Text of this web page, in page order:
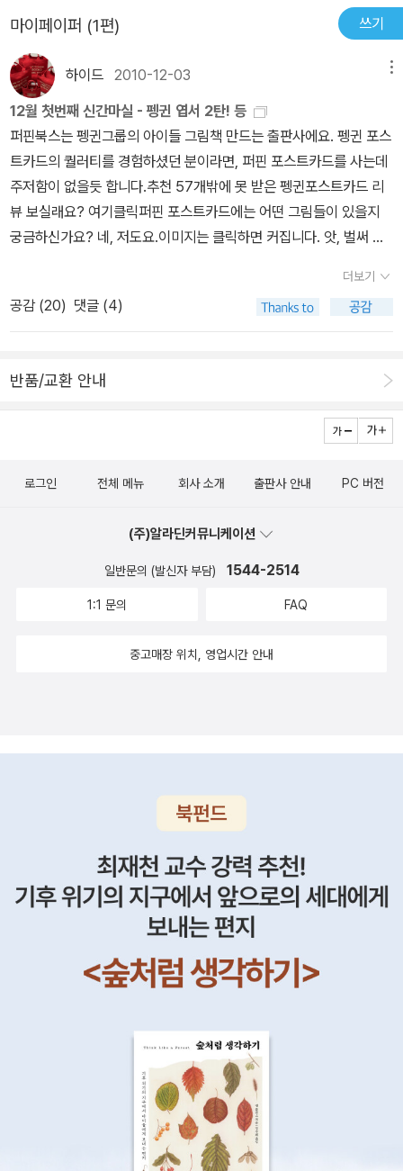
한번 말해다가 엄마에게 혼나고 또 말했다가 매를 맞았을지도 모를
일들에 대한 두려움이 남아있어서 아마도 엄마에게 내 상황을 제대로
설명하지 못했을지도 모른다.또.. 부모님들은 늘 일로 바쁘셔서 제대
로 아이의 말을 들어줄 여유도 없었을 것이다.그렇게 무섭고 강압적
인 모습을 닮은 사자와 어쩔수 없이 그리는 아이들...하지만 한 용감한
아이의 대화 속에서 나는 많은것을 생각한다.무조건 좋다고 아이에게
좋다고 시키는것이 과연 아이를 위한 일일까...?그렇지 않을 것이다.
아이들은 스스로 시작하고 스스로 끝낼줄 아는 사람들이다.물론 어른
들처럼 완벽하고 빠른 스피드를 자랑하지는 못하지만, 스스로 결정하
고 스스로 해내는데 오랜 시간이 걸리기도 하지만 어쨌든 해내고 성
위한거야!!하며 몰아세우고 있는건 없는지 돌아보게 만든다.아이의
말을 들어주고 함께 고민하고 해결하려 하기보단 너 혼자 해봐!! 하며
아이에게 책임 전가를 했던 많은 일들.. 후회가 된다.색깔을 잃어버린
가 밀려오기 때문일것이다.아이는 이 책을 보고 너무나 좋아한다 그
림을 먹는 사자'라는 설정도 너무나 새롭고 재미난 구성요소인데다
사자가 자신의 그림을 먹고 토하면서도 스스로 그림을 그려 먹는 것
각해본다.4살 무엇이든지 혼자 하려하고 할 수 있다고 말하는 아이..
어리고 유약한 아이..그래서 손이 많이가고 늘 내 눈길안에 있기를 바
라는 엄마마음..알까...?내 아이가 사자에게 대적해 자신의 생각을 어
겠지?ㅎㅎㅎㅎㅎㅎ우리 아이는 사자에게 대적해서 사자와 상의하고
자보다는 함께 하는 사자가 될 수 있도록 노력해야겠다~~알록달록
갔어요.(아이들이 강요에 의해 자기 그림을 친구에게 보여주지도 못
하고,간직하지도 못하고 억지로 그리는 모습을 아주 무채색으로 잘
표현하고 있어요.점점 화려하게 보이는 사자와 지친 아이들의 대조.
내용도 상상력에 감탄하지만, 저는 그림 때문에 보는 재미가 많다고
느껴집니다.)용기를 낸 주인공 남자아이.(여기서 남자아이란 표현보
다 이름이 있었으면 어땠을까?하는 아쉬움이 생기네요.)사자에게 엉
망인 그림을 격려하며 사자가 직접 그린 그림을 먹어보라고 권하는
데,멋진 화가라는 칭찬이 듣고 싶은 사자는 궁지에 몰리게 됩니다.그
뒤로 사자는 자신이 그린 그림들만 먹게되고’특별한 사자’로 불리게
이지를 한 번 볼까요?그림을 먹는 사자의 갈기는 한층 더 화려해지고
아이들과 사자의 사이가 좋아졌네요.사자에게 배운걸까요?아이들도
그림을 먹고 있어요.그 맛이 참 궁금해지네요. 우리 아이도거부감없
더. 표지가 캔버스천(?)인듯느낌이 아주 좋아요.(손때는 쉽게 탈 것
마이페이퍼 (1편) 쓰기
하이드 2010-12-03
12월 첫번째 신간마실 - 펭귄 엽서 2탄! 등
퍼핀북스는 펭귄그룹의 아이들 그림책 만드는 출판사에요. 펭귄 포스
트카드의 퀄러티를 경험하셨던 분이라면, 퍼핀 포스트카드를 사는데
주저함이 없을듯 합니다.추천 57개밖에 못 받은 펭귄포스트카드 리
뷰 보실래요? 여기클릭퍼핀 포스트카드에는 어떤 그림들이 있을지
궁금하신가요? 네, 저도요.이미지는 클릭하면 커집니다. 앗, 벌써 낯
른 사서 리뷰하고 싶네요^^ 타나 프렌치의 <살인의 숲 in the wood
s> 드디어 나왔네요. 원서 표지가 정말 짱 멋졌는데, 우리나라 표지는
좀 임팩트가 덜하군요. 아일랜드의 전형적인 여름날, 열두 살 된 한 남
사건이 발생하고, 다른 두 명의 친구들은 영원히 다시 돌아오지 못한
다. 숲에서 살아 돌아온 소년, 로브 라이언은 20년이 지난 후 형사가
되었다. 그는 어린 시절 이름을 바꾸었다. 누구도 그의 과거를 알지 못
어느 날 어린 소녀의 시체가 그 옛날, 비극이 일어났던 숲에서 발견되
한 단서들이 하나둘 그 앞에 모습을 드러낸다. 죽은 소녀의 가족은 평
범해 보이지만 겹겹이 비밀을 숨기고 있는 게 분명하다. 그리고 모든
상을 다 휩쓸었던 작품입니다. 원서로 나오자마자 읽었는데, 번역본
성해 주었네요. <존재하지 않는 기사>가 따끈따끈한 신간으로 나왔
형사 르플록 시리즈입니다. 인상적인 표지네요. 형사 시리즈라니 완
니다.프랑스에선 현재 9권까지 나왔다고 합니다. TV 미니시리즈로
도 방영되는 등 현지에서는 인기 있는 시리즈인가 본데요.배경도 18
세기 파리로 역사미스터리물이 되겠네요.<형사 르 플록> 시리즈는
첨단·디지털화된 시대에 맞춰 보여지는 세련되고 도시적인 추리소설
이 아닌 18세기 프랑스의 역사와 문화를 보여주며 그 안에서 일어나
는 의문의 사건을 추리해 나가는, 사건 해결 뒤 결과에만 포커스가 맞
지는 역사추리소설이다. 18세기 프랑스 거리의 모습, 그들의 생활 방
식과 음식 문화, 사육제 거리의 묘사, 프랑스 왕실과 연결된 사건 고
리, 고문 방식 및 사형 집행 과정 등의 생생한 재현을 통해 당시 역사
적 배경과 지식을 동시에 접할 수 있다.어이쿠, 원서의 이 고색창연한
표지는 뭐지? 그나저나 메그레 경감 시리즈는 왜 소식이 없을까
더보기
공감 (20) 댓글 (4)
반품/교환 안내
로그인 전체 메뉴 회사 소개 출판사 안내 PC 버전
(주)알라딘커뮤니케이션
일반문의 (발신자 부담) 1544-2514
1:1 문의 FAQ
중고매장 위치, 영업시간 안내